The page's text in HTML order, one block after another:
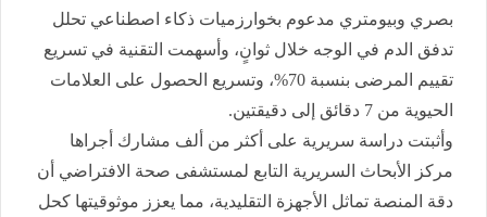
بصري وبيومتري مدعوم بخوارزميات ذكاء اصطناعي تحلل
تدفق الدم في الوجه خلال ثوانٍ، وأسهمت التقنية في تسريع
تقييم المرضى بنسبة 70%، وتسريع الحصول على العلامات
الحيوية من 7 دقائق إلى دقيقتين.
وأثبتت دراسة سريرية على أكثر من ألف مشارك أجراها
مركز الأبحاث السريرية التابع لمستشفى صحة الافتراضي أن
دقة المنصة تماثل الأجهزة التقليدية، مما يعزز موثوقيتها كحل